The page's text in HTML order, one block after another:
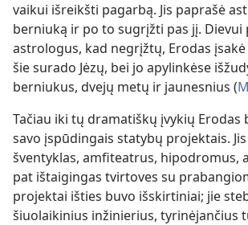
vaikui išreikšti pagarbą. Jis paprašė
berniuką ir po to sugrįžti pas jį. Dievui
astrologus, kad negrįžtų, Erodas
šie surado Jėzų, bei jo apylinkėse
berniukus, dvejų metų ir jaunesnius (
Tačiau iki tų dramatiškų įvykių Erodas
savo įspūdingais statybų projektais.
šventyklas, amfiteatrus, hipodromus,
pat ištaigingas tvirtoves su
projektai išties buvo išskirtiniai; jie
šiuolaikinius inžinierius, tyrinėjančius